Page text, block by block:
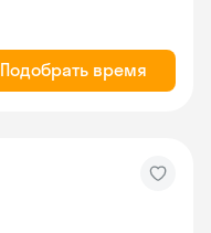
Подобрать время